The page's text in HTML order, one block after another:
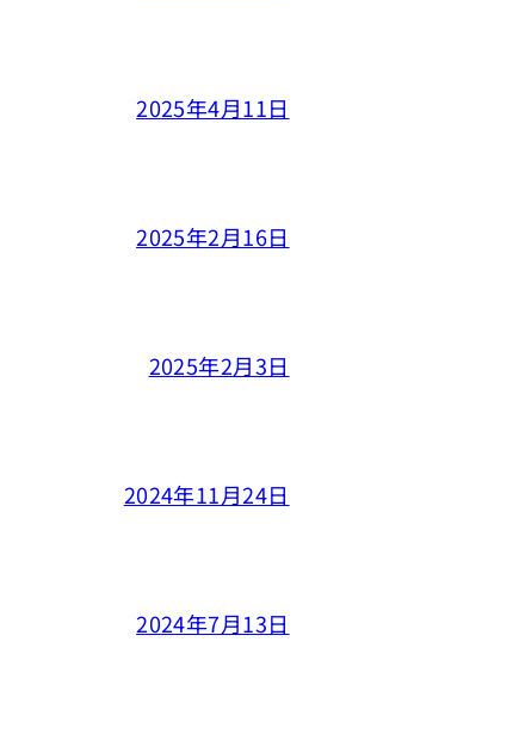
2025年4月11日
2025年2月16日
2025年2月3日
2024年11月24日
2024年7月13日